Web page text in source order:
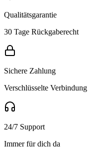
Qualitätsgarantie
30 Tage Rückgaberecht
Sichere Zahlung
Verschlüsselte Verbindung
24/7 Support
Immer für dich da